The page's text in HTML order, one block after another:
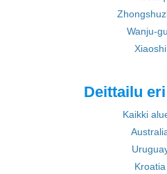
Wanju-
Xiaoshi
Deittailu
Kaikki
Kroatia